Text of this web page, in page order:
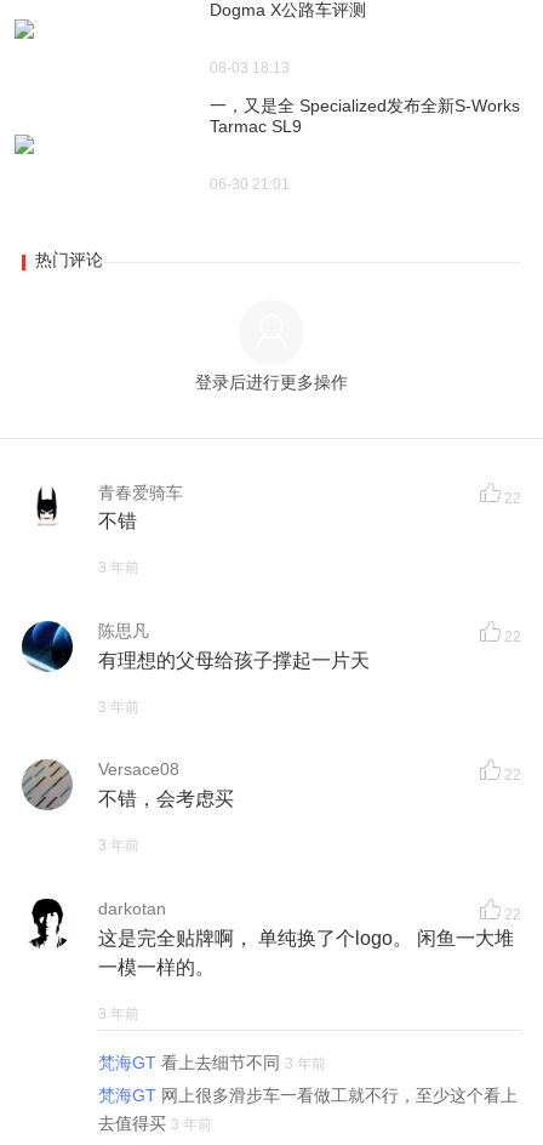
Dogma X公路车评测
08-03 18:13
一，又是全 Specialized发布全新S-Works
Tarmac SL9
06-30 21:01
热门评论
登录后进行更多操作
青春爱骑车 22
不错
3 年前
陈思凡 22
有理想的父母给孩子撑起一片天
3 年前
Versace08 22
不错，会考虑买
3 年前
darkotan 22
这是完全贴牌啊， 单纯换了个logo。 闲鱼一大堆
一模一样的。
3 年前
梵海GT 看上去细节不同 3 年前
梵海GT 网上很多滑步车一看做工就不行，至少这个看上
去值得买 3 年前